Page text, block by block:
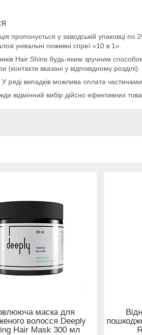
пропонується у заводській упаковці
унікальні поживні спреї «10 в 1».
Наіг Shine будь-яким зручним
вказані у відповідному розділі).
ряді випадків можлива оплата частинами.
відмінний вибір дійсно ефективних
маска для
волосся Deeply
Hair Mask 300 мл